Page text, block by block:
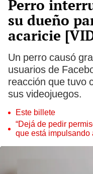
Perro
su dueño
acaricie
Un perro causó
usuarios de
reacción que tuvo
sus videojuegos.
Este billete
“Dejá de pedir
que está impulsando